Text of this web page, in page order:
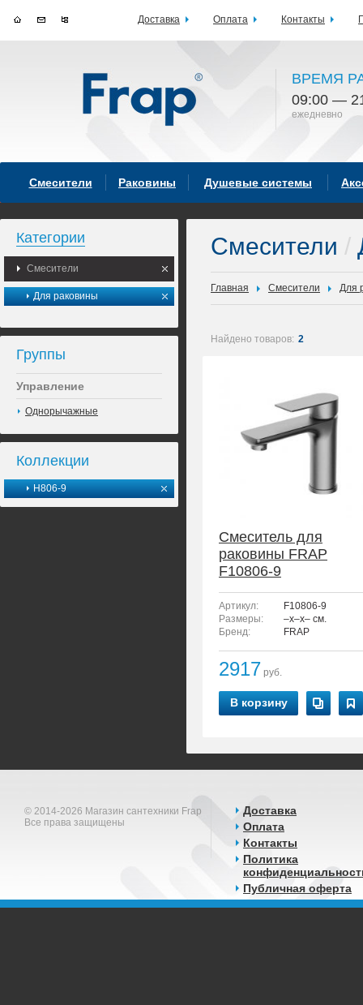
ВРЕМЯ
09:00 —
ежедневно
Смесители Раковины Душевые системы
Категории
Смесители
Для раковины
Группы
Управление
Однорычажные
Коллекции
H806-9
Смесители /
Главная Смесители Для
Найдено товаров: 2
Смеситель для
раковины FRAP
F10806-9
Артикул:
F10806-9
Размеры:
–x–x– см.
Бренд:
FRAP
2917 руб.
В корзину
© 2014-2026 Магазин сантехники Frap
Все права защищены
Доставка
Оплата
Контакты
Политика
Публичная оферта
Доставка Оплата Контакты